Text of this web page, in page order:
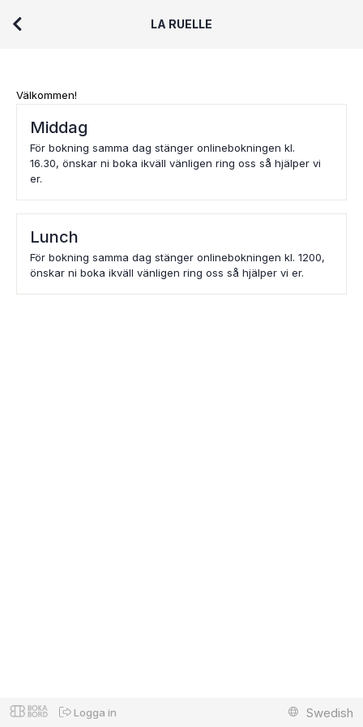
LA RUELLE
Välkommen!
Middag
För bokning samma dag stänger onlinebokningen kl.
16.30, önskar ni boka ikväll vänligen ring oss så hjälper vi
er.
Lunch
För bokning samma dag stänger onlinebokningen kl. 1200,
önskar ni boka ikväll vänligen ring oss så hjälper vi er.
Logga in Swedish